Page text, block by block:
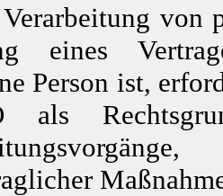
von
eines
Person ist,
als